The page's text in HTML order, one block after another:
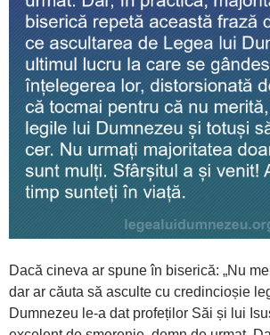
Dacă cineva ar spune în biserică: „Nu
dar ar căuta să asculte cu credincioșie
Dumnezeu le-a dat profeților Săi și lui